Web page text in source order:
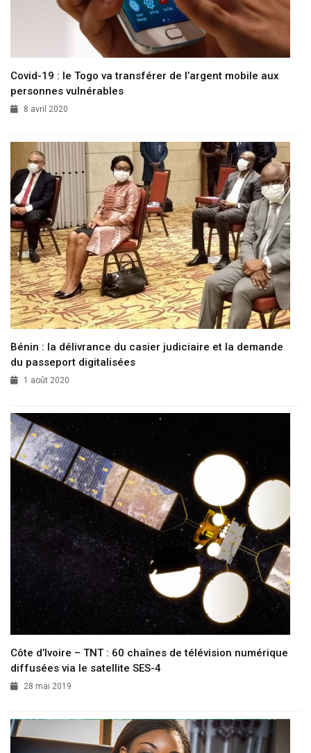
Covid-19 : le Togo va transférer de l’argent mobile aux
personnes vulnérables
8 avril 2020
Bénin : la délivrance du casier judiciaire et la demande
du passeport digitalisées
1 août 2020
Côte d’Ivoire – TNT : 60 chaînes de télévision numérique
diffusées via le satellite SES-4
28 mai 2019